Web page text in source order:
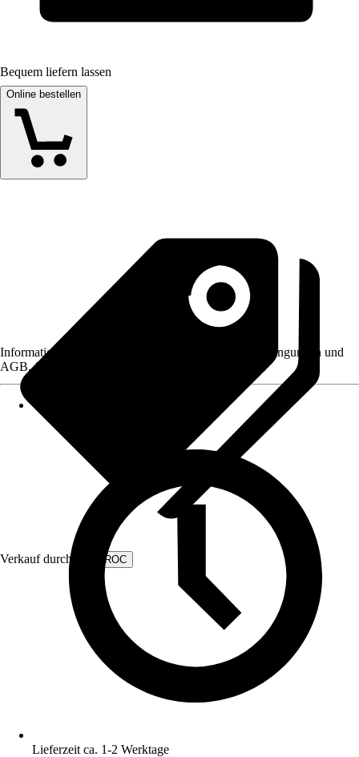
Bequem liefern lassen
Online bestellen
Verkauf durch: VONROC
Informationen des Verkäufers, wie z. B. Rückgabebedingungen und
AGB, finden Sie bei Klick auf den Verkäufernamen.
Lieferzeit ca. 1-2 Werktage